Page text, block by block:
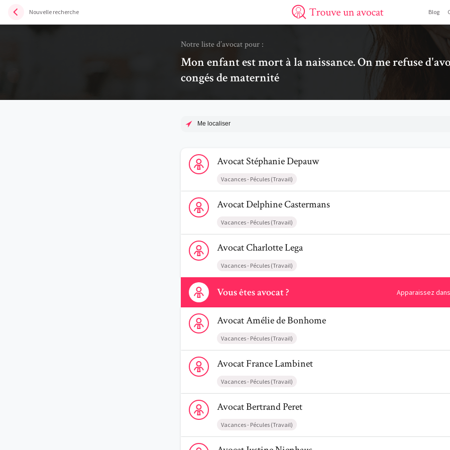
Nouvelle recherche
Trouve un avocat
Blog
Notre liste d’avocat pour :
Mon enfant est mort à la naissance. On me refuse
congés de maternité
Me localiser
Voir le profil de AvocatStéphanie Depauw
AvocatStéphanieDepauw
Vacances - Pécules (Travail)
Voir le profil de AvocatDelphine Castermans
AvocatDelphineCastermans
Vacances - Pécules (Travail)
Voir le profil de AvocatCharlotte Lega
AvocatCharlotteLega
Vacances - Pécules (Travail)
Vous êtes avocat ? Apparaissez
Contactez-nous
Voir le profil de AvocatAmélie de Bonhome
AvocatAméliede Bonhome
Vacances - Pécules (Travail)
Voir le profil de AvocatFrance Lambinet
AvocatFranceLambinet
Vacances - Pécules (Travail)
Voir le profil de AvocatBertrand Peret
AvocatBertrandPeret
Vacances - Pécules (Travail)
Voir le profil de AvocatJustine Nienhaus